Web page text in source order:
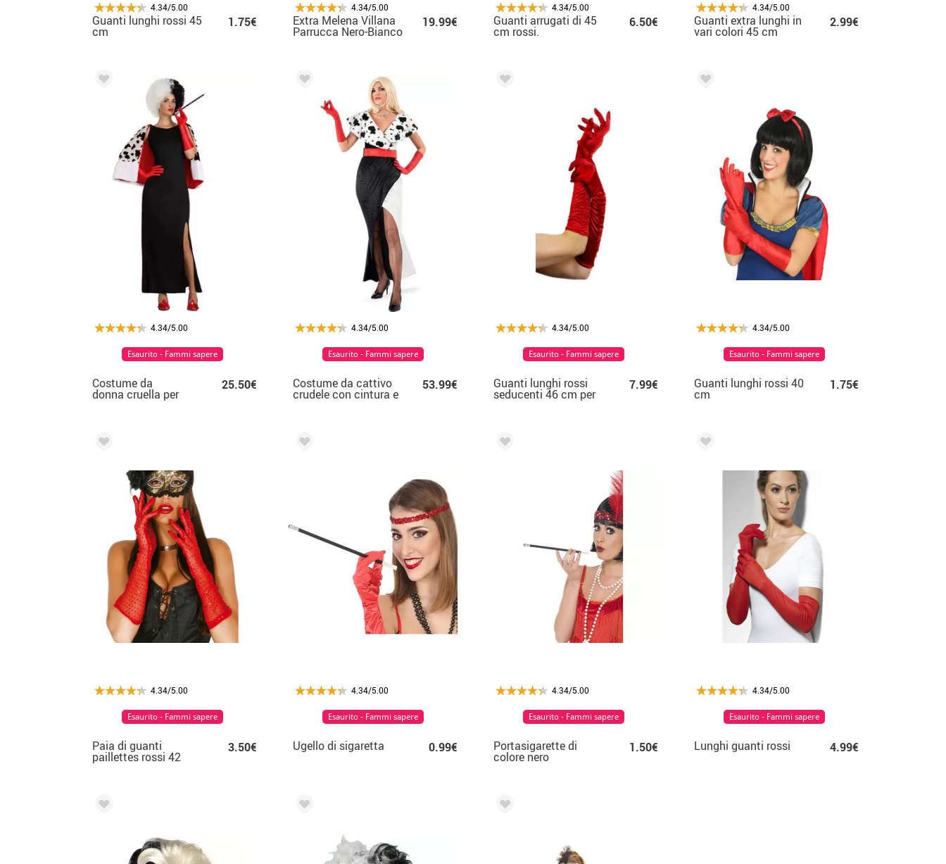
4.34/5.00
Guanti lunghi rossi 45
cm
1.75€
4.34/5.00
Extra Melena Villana
Parrucca Nero-Bianco
19.99€
4.34/5.00
Guanti arrugati di 45
cm rossi.
6.50€
4.34/5.00
Guanti extra lunghi in
vari colori 45 cm
2.99€
4.34/5.00
Costume da
donna cruella per
25.50€
Esaurito - Fammi sapere
4.34/5.00
Costume da cattivo
crudele con cintura e
53.99€
Esaurito - Fammi sapere
4.34/5.00
Guanti lunghi rossi
seducenti 46 cm per
7.99€
Esaurito - Fammi sapere
4.34/5.00
Guanti lunghi rossi 40
cm
1.75€
Esaurito - Fammi sapere
4.34/5.00
Paia di guanti
paillettes rossi 42
cm.
3.50€
Esaurito - Fammi sapere
4.34/5.00
Ugello di sigaretta 0.99€
Esaurito - Fammi sapere
4.34/5.00
Portasigarette di
colore nero
1.50€
Esaurito - Fammi sapere
4.34/5.00
Lunghi guanti rossi 4.99€
Esaurito - Fammi sapere